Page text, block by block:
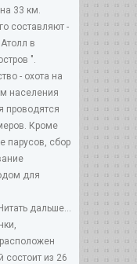
33 км.
составляют -
в
".
- охота на
населения
проводятся
Кроме
парусов, сбор
для
дальше...
состоит из 26